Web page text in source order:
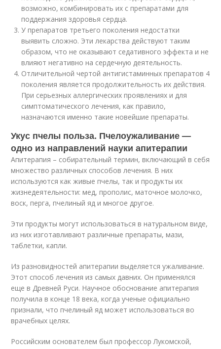
возможно, комбинировать их с препаратами для
поддержания здоровья сердца.
У препаратов третьего поколения недостатки
выявить сложно. Эти лекарства действуют таким
образом, что не оказывают седативного эффекта и не
влияют негативно на сердечную деятельность.
Отличительной чертой антигистаминных препаратов 4
поколения является продолжительность их действия.
При серьезных аллергических проявлениях и для
симптоматического лечения, как правило,
назначаются именно такие новейшие препараты.
Укус пчелы польза. Пчелоужаливание —
одно из направлений науки апитерапии
Апитерапия – собирательный термин, включающий в себя
множество различных способов лечения. В них
используются как живые пчелы, так и продукты их
жизнедеятельности: мед, прополис, маточное молочко,
воск, перга, пчелиный яд и многое другое.
Эти продукты могут использоваться в натуральном виде,
из них изготавливают различные препараты, мази,
таблетки, капли.
Из разновидностей апитерапии выделяется ужаливание.
Этот способ лечения из самых давних. Он применялся
еще в Древней Руси. Научное обоснование апитерапия
получила в конце 18 века, когда ученые официально
признали, что пчелиный яд может использоваться во
врачебных целях.
Российским основателем был профессор Лукомской,